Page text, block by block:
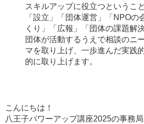
スキルアップに役立つというこ
「設立」「団体運営」「NPOの
くり」「広報」「団体の課題解
団体が活動するうえで相談のニ
マを取り上げ、一歩進んだ実践
的に取り上げます。
こんにちは！
八王子パワーアップ講座2025の事務局